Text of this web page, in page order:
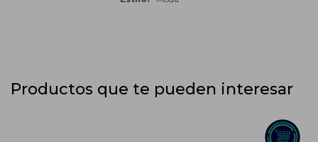
Productos que te pueden interesar